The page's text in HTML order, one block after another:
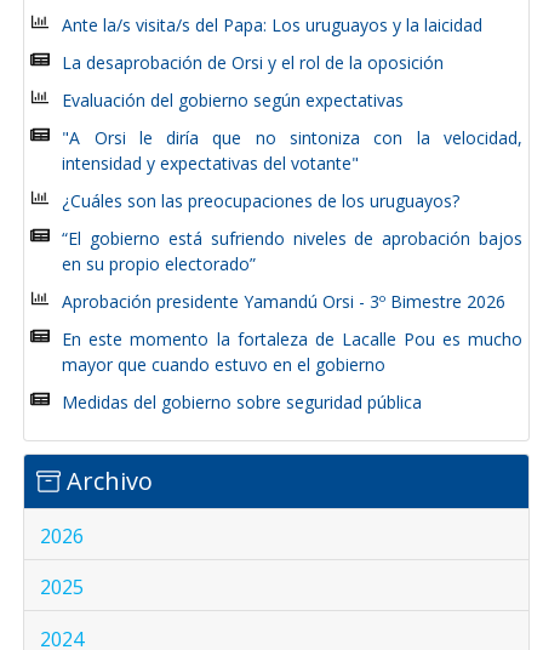
Ante la/s visita/s del Papa: Los uruguayos y la laicidad
La desaprobación de Orsi y el rol de la oposición
Evaluación del gobierno según expectativas
"A Orsi le diría que no sintoniza con la velocidad,
intensidad y expectativas del votante"
¿Cuáles son las preocupaciones de los uruguayos?
“El gobierno está sufriendo niveles de aprobación bajos
en su propio electorado”
Aprobación presidente Yamandú Orsi - 3º Bimestre 2026
En este momento la fortaleza de Lacalle Pou es mucho
mayor que cuando estuvo en el gobierno
Medidas del gobierno sobre seguridad pública
Archivo
2026
2025
2024